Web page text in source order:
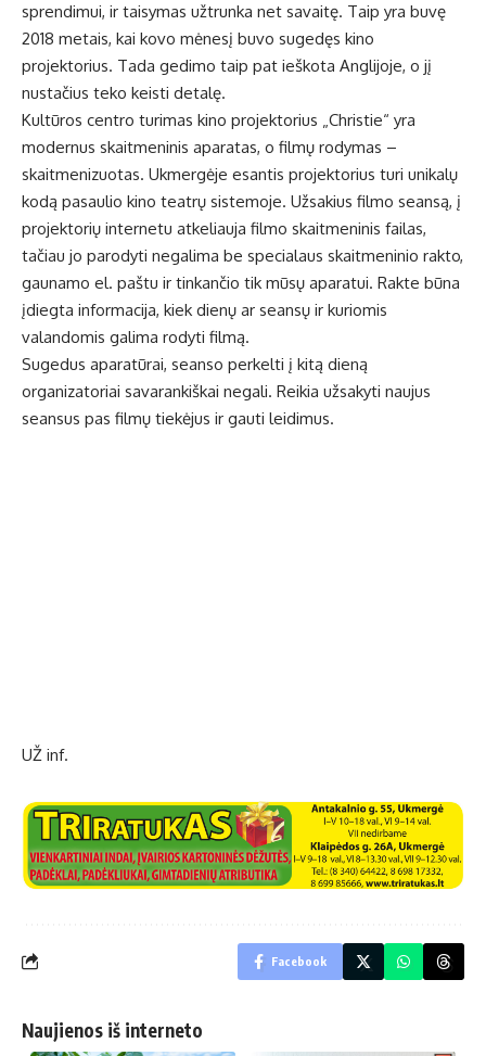
sprendimui, ir taisymas užtrunka net savaitę. Taip yra buvę
2018 metais, kai kovo mėnesį buvo sugedęs kino
projektorius. Tada gedimo taip pat ieškota Anglijoje, o jį
nustačius teko keisti detalę.
Kultūros centro turimas kino projektorius „Christie“ yra
modernus skaitmeninis aparatas, o filmų rodymas –
skaitmenizuotas. Ukmergėje esantis projektorius turi unikalų
kodą pasaulio kino teatrų sistemoje. Užsakius filmo seansą, į
projektorių internetu atkeliauja filmo skaitmeninis failas,
tačiau jo parodyti negalima be specialaus skaitmeninio rakto,
gaunamo el. paštu ir tinkančio tik mūsų aparatui. Rakte būna
įdiegta informacija, kiek dienų ar seansų ir kuriomis
valandomis galima rodyti filmą.
Sugedus aparatūrai, seanso perkelti į kitą dieną
organizatoriai savarankiškai negali. Reikia užsakyti naujus
seansus pas filmų tiekėjus ir gauti leidimus.
UŽ inf.
Facebook
Naujienos iš interneto